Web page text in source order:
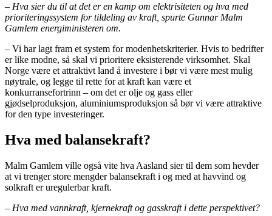
– Hva sier du til at det er en kamp om elektrisiteten og hva med
prioriteringssystem for tildeling av kraft, spurte Gunnar Malm
Gamlem energiministeren om.
– Vi har lagt fram et system for modenhetskriterier. Hvis to bedrifter
er like modne, så skal vi prioritere eksisterende virksomhet. Skal
Norge være et attraktivt land å investere i bør vi være mest mulig
nøytrale, og legge til rette for at kraft kan være et
konkurransefortrinn – om det er olje og gass eller
gjødselproduksjon, aluminiumsproduksjon så bør vi være attraktive
for den type investeringer.
Hva med balansekraft?
Malm Gamlem ville også vite hva Aasland sier til dem som hevder
at vi trenger store mengder balansekraft i og med at havvind og
solkraft er uregulerbar kraft.
– Hva med vannkraft, kjernekraft og gasskraft i dette perspektivet?